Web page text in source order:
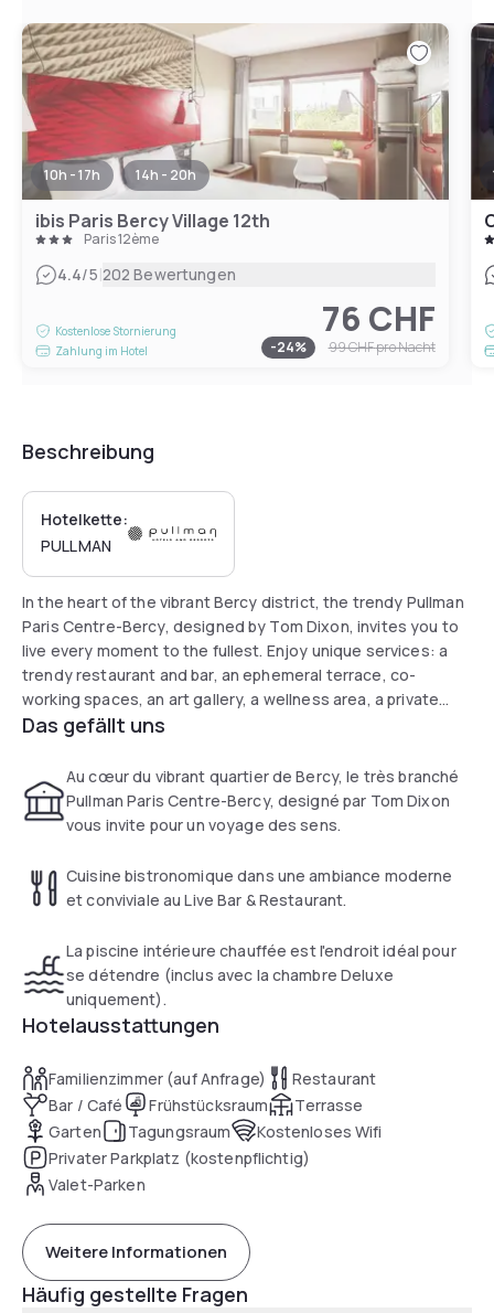
10h - 17h 14h - 20h
ibis Paris Bercy Village 12th
Paris 12ème
4.4/5|202 Bewertungen
Kostenlose Stornierung
Zahlung im Hotel
76 CHF
-24% 99 CHFpro Nacht
Beschreibung
Hotelkette:
PULLMAN
In the heart of the vibrant Bercy district, the trendy Pullman
Paris Centre-Bercy, designed by Tom Dixon, invites you to
live every moment to the fullest. Enjoy unique services: a
trendy restaurant and bar, an ephemeral terrace, co-
working spaces, an art gallery, a wellness area, a private
cinema by MK2 and 26 hybrid meeting rooms.
Das gefällt uns
Au cœur du vibrant quartier de Bercy, le très branché
Pullman Paris Centre-Bercy, designé par Tom Dixon
vous invite pour un voyage des sens.
Cuisine bistronomique dans une ambiance moderne
et conviviale au Live Bar & Restaurant.
La piscine intérieure chauffée est l'endroit idéal pour
se détendre (inclus avec la chambre Deluxe
uniquement).
Hotelausstattungen
Familienzimmer (auf Anfrage)
Restaurant
Bar / Café
Frühstücksraum
Terrasse
Garten
Tagungsraum
Kostenloses Wifi
Privater Parkplatz (kostenpflichtig)
Valet-Parken
Weitere Informationen
Häufig gestellte Fragen